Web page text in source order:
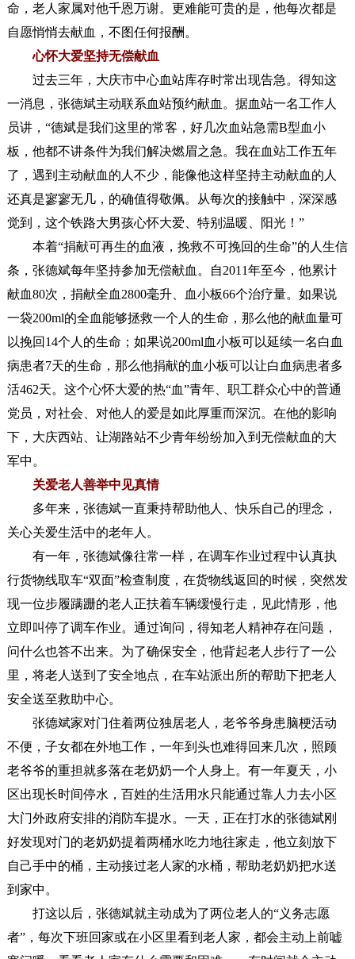
命，老人家属对他千恩万谢。更难能可贵的是，他每次都是
自愿悄悄去献血，不图任何报酬。
心怀大爱坚持无偿献血
过去三年，大庆市中心血站库存时常出现告急。得知这
一消息，张德斌主动联系血站预约献血。据血站一名工作人
员讲，“德斌是我们这里的常客，好几次血站急需B型血小
板，他都不讲条件为我们解决燃眉之急。我在血站工作五年
了，遇到主动献血的人不少，能像他这样坚持主动献血的人
还真是寥寥无几，的确值得敬佩。从每次的接触中，深深感
觉到，这个铁路大男孩心怀大爱、特别温暖、阳光！”
本着“捐献可再生的血液，挽救不可挽回的生命”的人生信
条，张德斌每年坚持参加无偿献血。自2011年至今，他累计
献血80次，捐献全血2800毫升、血小板66个治疗量。如果说
一袋200ml的全血能够拯救一个人的生命，那么他的献血量可
以挽回14个人的生命；如果说200ml血小板可以延续一名白血
病患者7天的生命，那么他捐献的血小板可以让白血病患者多
活462天。这个心怀大爱的热“血”青年、职工群众心中的普通
党员，对社会、对他人的爱是如此厚重而深沉。在他的影响
下，大庆西站、让湖路站不少青年纷纷加入到无偿献血的大
军中。
关爱老人善举中见真情
多年来，张德斌一直秉持帮助他人、快乐自己的理念，
关心关爱生活中的老年人。
有一年，张德斌像往常一样，在调车作业过程中认真执
行货物线取车“双面”检查制度，在货物线返回的时候，突然发
现一位步履蹒跚的老人正扶着车辆缓慢行走，见此情形，他
立即叫停了调车作业。通过询问，得知老人精神存在问题，
问什么也答不出来。为了确保安全，他背起老人步行了一公
里，将老人送到了安全地点，在车站派出所的帮助下把老人
安全送至救助中心。
张德斌家对门住着两位独居老人，老爷爷身患脑梗活动
不便，子女都在外地工作，一年到头也难得回来几次，照顾
老爷爷的重担就多落在老奶奶一个人身上。有一年夏天，小
区出现长时间停水，百姓的生活用水只能通过靠人力去小区
大门外政府安排的消防车提水。一天，正在打水的张德斌刚
好发现对门的老奶奶提着两桶水吃力地往家走，他立刻放下
自己手中的桶，主动接过老人家的水桶，帮助老奶奶把水送
到家中。
打这以后，张德斌就主动成为了两位老人的“义务志愿
者”，每次下班回家或在小区里看到老人家，都会主动上前嘘